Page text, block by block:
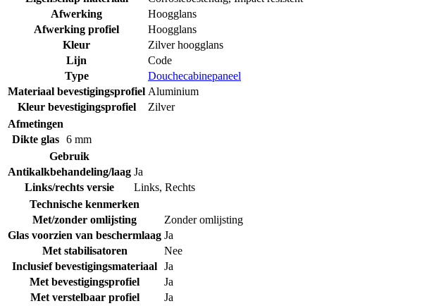
Afwerking
Hoogglans
Afwerking profiel
Hoogglans
Kleur
Zilver hoogglans
Lijn
Code
Type
Douchecabinepaneel
Materiaal bevestigingsprofiel Aluminium
Kleur bevestigingsprofiel
Zilver
Afmetingen
Dikte glas 6 mm
Gebruik
Antikalkbehandeling/laag Ja
Links/rechts versie
Links, Rechts
Technische kenmerken
Met/zonder omlijsting
Zonder omlijsting
Glas voorzien van beschermlaag Ja
Met stabilisatoren
Nee
Inclusief bevestigingsmateriaal Ja
Met bevestigingsprofiel
Ja
Met verstelbaar profiel
Ja